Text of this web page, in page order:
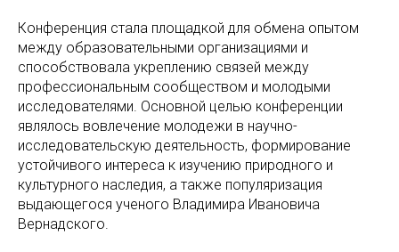
Конференция стала площадкой для обмена опытом
между образовательными организациями и
способствовала укреплению связей между
профессиональным сообществом и молодыми
исследователями. Основной целью конференции
являлось вовлечение молодежи в научно-
исследовательскую деятельность, формирование
устойчивого интереса к изучению природного и
культурного наследия, а также популяризация
выдающегося ученого Владимира Ивановича
Вернадского.